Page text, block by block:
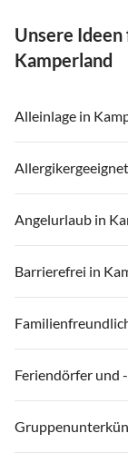
Unsere
Kamperland
Alleinlage in
Angelurlaub in
Barrierefrei in
Feriendörfer und